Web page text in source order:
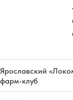
Ярославский
фарм-клуб